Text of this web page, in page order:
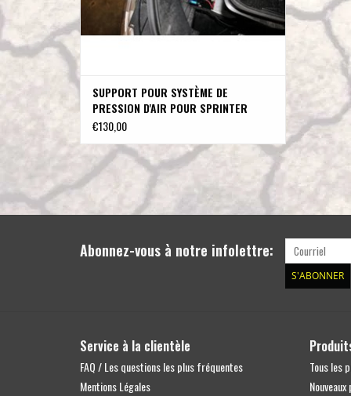
SUPPORT POUR SYSTÈME DE
PRESSION D'AIR POUR SPRINTER
VS30/907
€130,00
Abonnez-vous à notre infolettre:
S'ABONNER
Service à la clientèle
FAQ / Les questions les plus fréquentes
Mentions Légales
Tous les